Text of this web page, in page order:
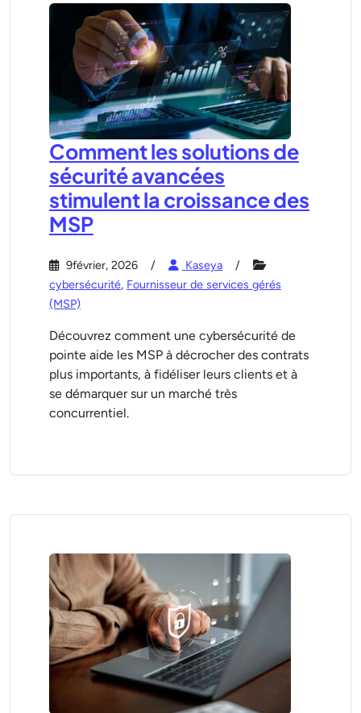
Comment les solutions de
sécurité avancées
stimulent la croissance des
MSP
9février, 2026
Kaseya
cybersécurité, Fournisseur de services gérés
(MSP)
Découvrez comment une cybersécurité de
pointe aide les MSP à décrocher des contrats
plus importants, à fidéliser leurs clients et à
se démarquer sur un marché très
concurrentiel.